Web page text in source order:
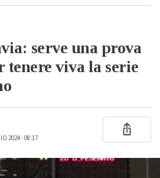
serve una prova
tenere viva la serie
2024 - 08:17